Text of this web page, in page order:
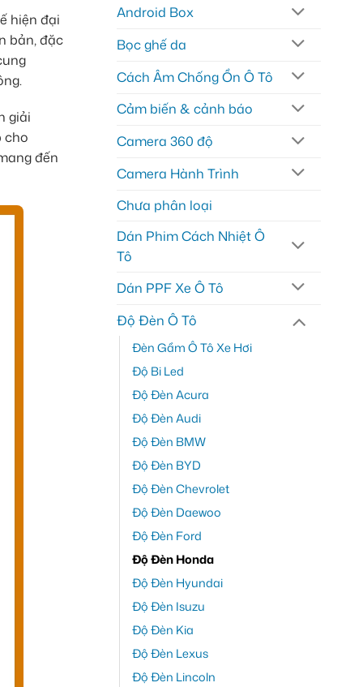
hiện đại
bản, đặc
giải
cho
đến
Android Box
Bọc ghế da
Cách Âm Chống Ồn Ô Tô
Cảm biến & cảnh báo
Camera 360 độ
Camera Hành Trình
Chưa phân loại
Dán Phim Cách Nhiệt Ô
Tô
Dán PPF Xe Ô Tô
Độ Đèn Ô Tô
Đèn Gầm Ô Tô Xe Hơi
Độ Bi Led
Độ Đèn Acura
Độ Đèn Audi
Độ Đèn BMW
Độ Đèn BYD
Độ Đèn Chevrolet
Độ Đèn Daewoo
Độ Đèn Ford
Độ Đèn Honda
Độ Đèn Hyundai
Độ Đèn Isuzu
Độ Đèn Kia
Độ Đèn Lexus
Độ Đèn Lincoln